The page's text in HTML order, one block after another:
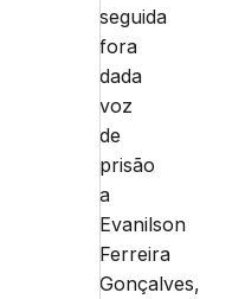
seguida
fora
dada
voz
de
prisão
a
Evanilson
Ferreira
Gonçalves,